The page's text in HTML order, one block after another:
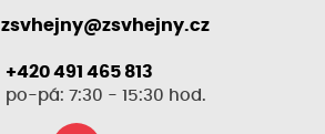
zsvhejny@zsvhejny.cz
+420 491 465 813
po-pá: 7:30 - 15:30 hod.